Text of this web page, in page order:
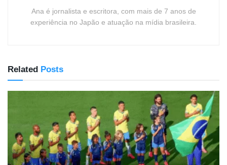
Ana é jornalista e escritora, com mais de 7 anos de
experiência no Japão e atuação na mídia brasileira.
Related Posts